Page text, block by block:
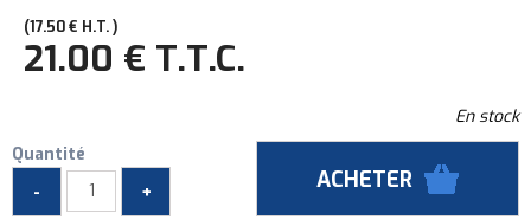
17.50€ H.T.
21.00 € T.T.C.
En stock
Quantité